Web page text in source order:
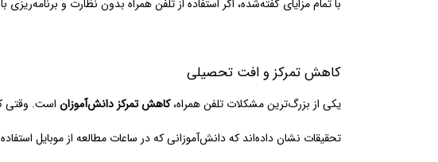
با تمام مزایای گفته‌شده، اگر استفاده از تلفن همراه بدون نظارت و
کاهش تمرکز و افت تحصیلی
یکی از بزرگ‌ترین مشکلات تلفن همراه،کاهش تمرکز دانش‌آموزان است. وقتی
تحقیقات نشان داده‌اند که دانش‌آموزانی که در ساعات مطالعه از موبایل استفاده می‌کنند، ۲۰ تا ۳۰ درصد عملکرد پایین‌تری نسبت